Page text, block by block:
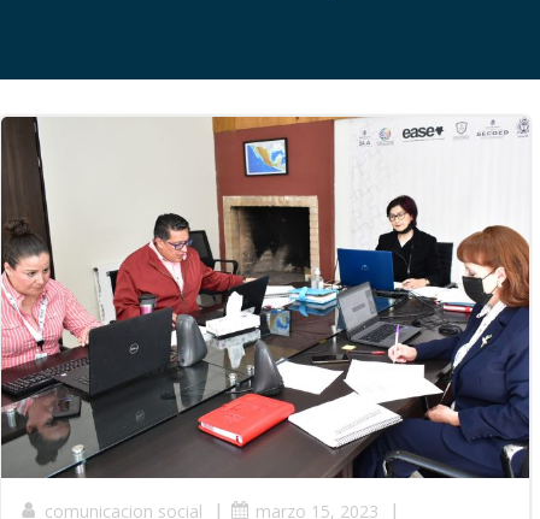
comunicacion social | marzo 15, 2023 |